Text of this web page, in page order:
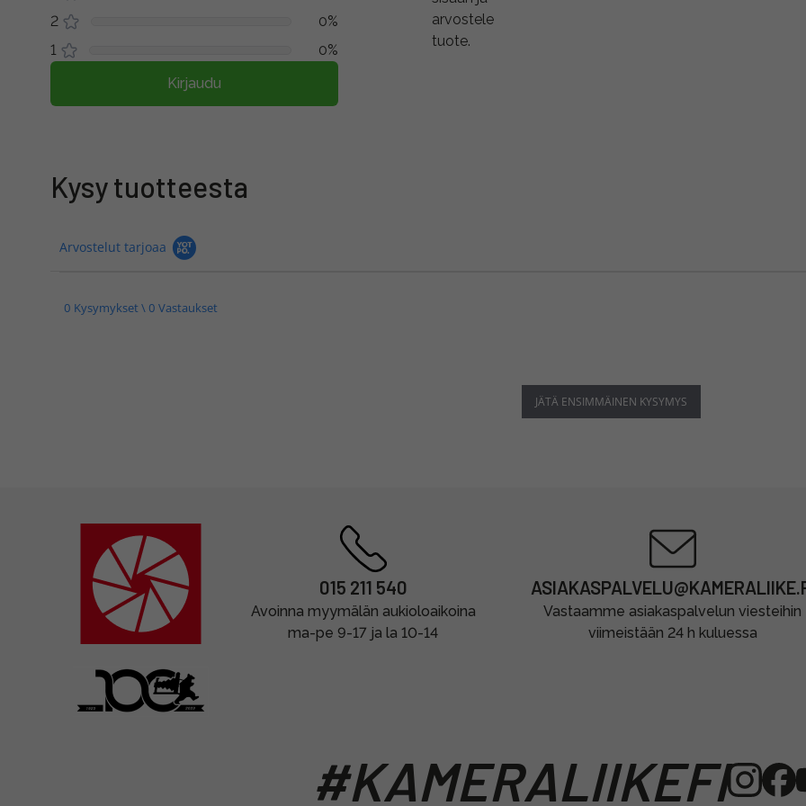
2
0%
1
0%
Kirjaudu
arvostele
tuote.
Kysy tuotteesta
Arvostelut tarjoaa
0 Kysymykset \ 0 Vastaukset
JÄTÄ ENSIMMÄINEN KYSYMYS
015 211 540
Avoinna myymälän aukioloaikoina
ma-pe 9-17 ja la 10-14
Vastaamme asiakaspalvelun viesteihin
viimeistään 24 h kuluessa
#KAMERALIIKEFI